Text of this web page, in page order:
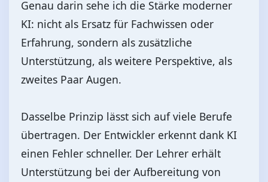
Genau darin sehe ich die Stärke moderner
KI: nicht als Ersatz für Fachwissen oder
Erfahrung, sondern als zusätzliche
Unterstützung, als weitere Perspektive, als
zweites Paar Augen.
Dasselbe Prinzip lässt sich auf viele Berufe
übertragen. Der Entwickler erkennt dank KI
einen Fehler schneller. Der Lehrer erhält
Unterstützung bei der Aufbereitung von